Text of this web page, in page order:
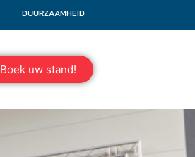
DUURZAAMHEID
Boek uw stand!